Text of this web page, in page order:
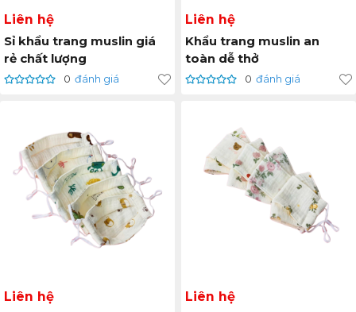
Liên hệ
Sỉ khẩu trang muslin giá
rẻ chất lượng
0 đánh giá
Liên hệ
Khẩu trang muslin an
toàn dễ thở
0 đánh giá
Liên hệ Liên hệ